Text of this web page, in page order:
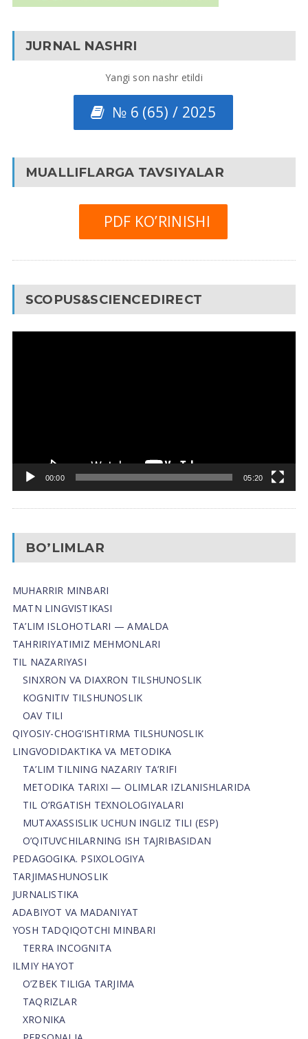
JURNAL NASHRI
Yangi son nashr etildi
№ 6 (65) / 2025
MUALLIFLARGA TAVSIYALAR
PDF KO’RINISHI
SCOPUS&SCIENCEDIRECT
00:00 05:20
BO’LIMLAR
MUHARRIR MINBARI
MATN LINGVISTIKASI
TA’LIM ISLOHOTLARI — AMALDA
TAHRIRIYATIMIZ MEHMONLARI
TIL NAZARIYASI
SINXRON VA DIAXRON TILSHUNOSLIK
KOGNITIV TILSHUNOSLIK
OAV TILI
QIYOSIY-CHOG‘ISHTIRMA TILSHUNOSLIK
LINGVODIDAKTIKA VA METODIKA
TA’LIM TILNING NAZARIY TA’RIFI
METODIKA TARIXI — OLIMLAR IZLANISHLARIDA
TIL O’RGATISH TEXNOLOGIYALARI
MUTAXASSISLIK UCHUN INGLIZ TILI (ESP)
O’QITUVCHILARNING ISH TAJRIBASIDAN
PEDAGOGIKA. PSIXOLOGIYA
TARJIMASHUNOSLIK
JURNALISTIKA
ADABIYOT VA MADANIYAT
YOSH TADQIQOTCHI MINBARI
TERRA INCOGNITA
ILMIY HAYOT
O’ZBEK TILIGA TARJIMA
TAQRIZLAR
XRONIKA